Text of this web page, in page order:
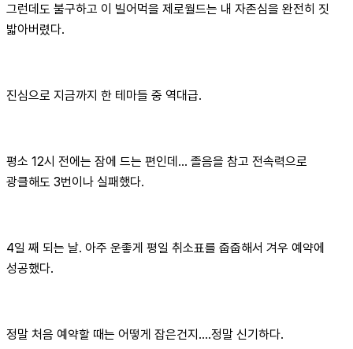
그런데도 불구하고 이 빌어먹을 제로월드는 내 자존심을 완전히 짓
밟아버렸다.
진심으로 지금까지 한 테마들 중 역대급.
평소 12시 전에는 잠에 드는 편인데... 졸음을 참고 전속력으로
광클해도 3번이나 실패했다.
4일 째 되는 날. 아주 운좋게 평일 취소표를 줍줍해서 겨우 예약에
성공했다.
정말 처음 예약할 때는 어떻게 잡은건지....정말 신기하다.